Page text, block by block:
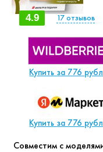
4.9 17отзывов
Купить за 776
Купить за 776
Совместим с